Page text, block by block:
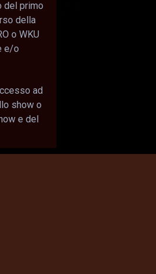
del primo
della
o WKU
e/o
ad
show o
e del